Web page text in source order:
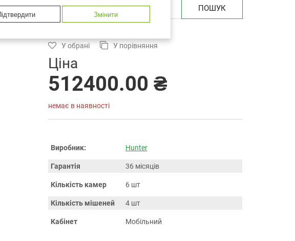
Змінити
ПОШУК
ПО ProAlign) PA210E-DSP706 HUNTER
У обрані У порівняння
Ціна
512400.00 ₴
немає в наявності
Виробник: Hunter
Гарантія 36 місяців
Кількість камер 6 шт
Кількість мішеней 4 шт
Кабінет Мобільний